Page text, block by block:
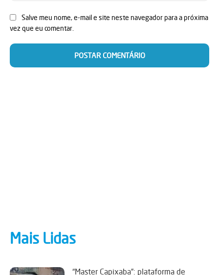
Salve meu nome, e-mail e site neste navegador para a próxima
vez que eu comentar.
Mais Lidas
“Master Capixaba”: plataforma de